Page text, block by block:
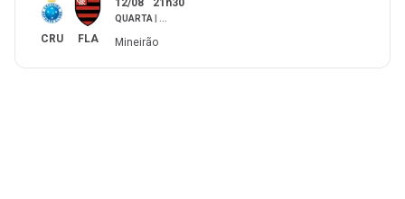
CRU FLA
12/08 21h30
QUARTA
Mineirão